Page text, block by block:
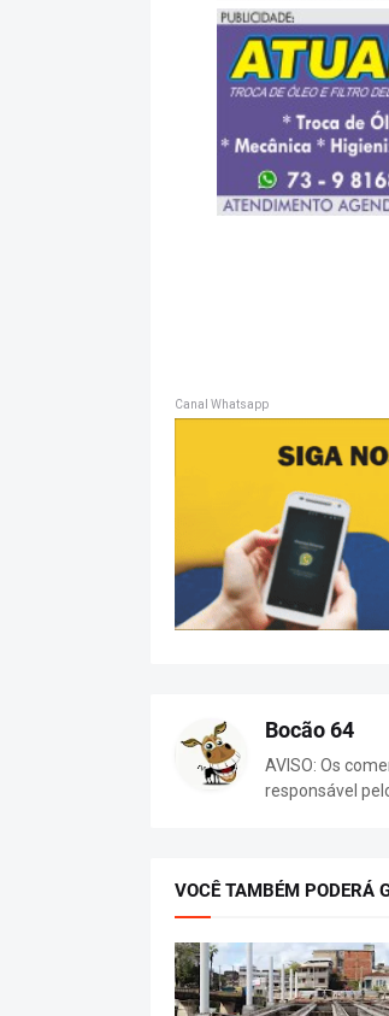
Canal Whatsapp
Bocão 64
AVISO: Os
responsável
VOCÊ TAMBÉM PODERÁ